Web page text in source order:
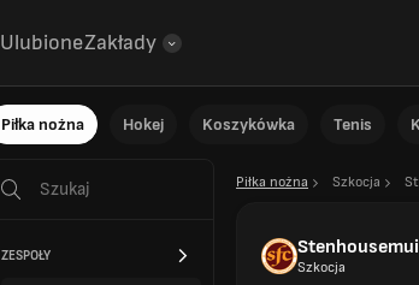
UlubioneZakłady
Piłka nożna Hokej Koszykówka Tenis
ZESPOŁY
Piłka nożna Szkocja
Szkocja